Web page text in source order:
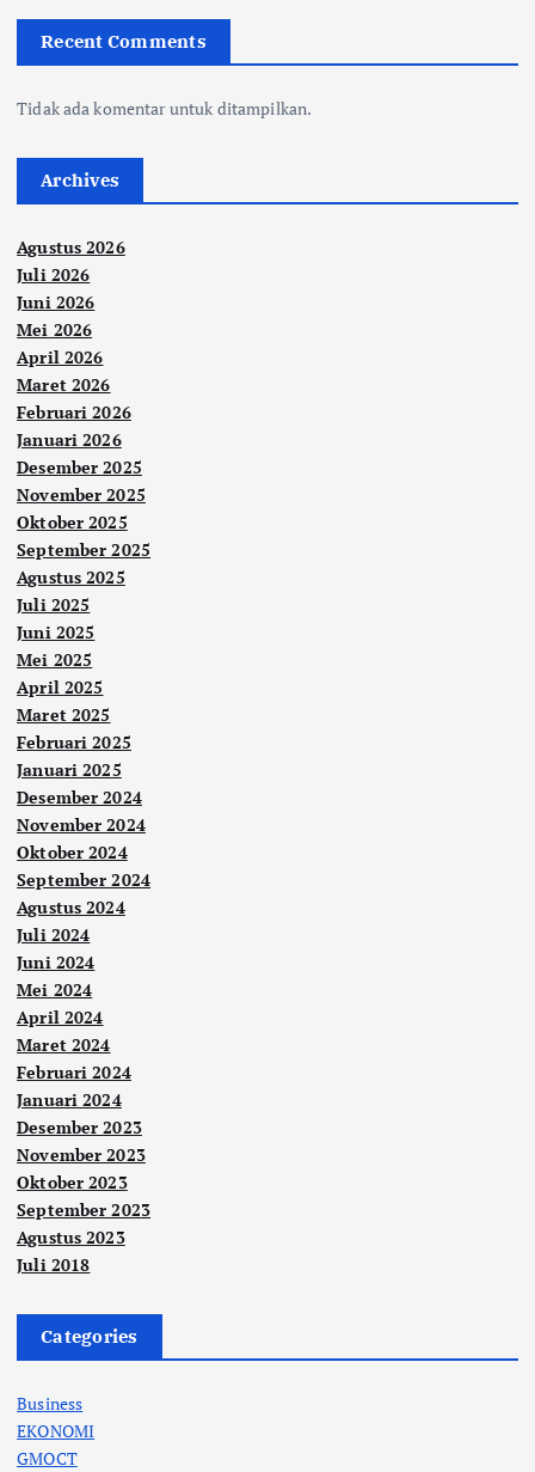
Recent Comments
Tidak ada komentar untuk ditampilkan.
Archives
Agustus 2026
Juli 2026
Juni 2026
Mei 2026
April 2026
Maret 2026
Februari 2026
Januari 2026
Desember 2025
November 2025
Oktober 2025
September 2025
Agustus 2025
Juli 2025
Juni 2025
Mei 2025
April 2025
Maret 2025
Februari 2025
Januari 2025
Desember 2024
November 2024
Oktober 2024
September 2024
Agustus 2024
Juli 2024
Juni 2024
Mei 2024
April 2024
Maret 2024
Februari 2024
Januari 2024
Desember 2023
November 2023
Oktober 2023
September 2023
Agustus 2023
Juli 2018
Categories
Business
EKONOMI
GMOCT